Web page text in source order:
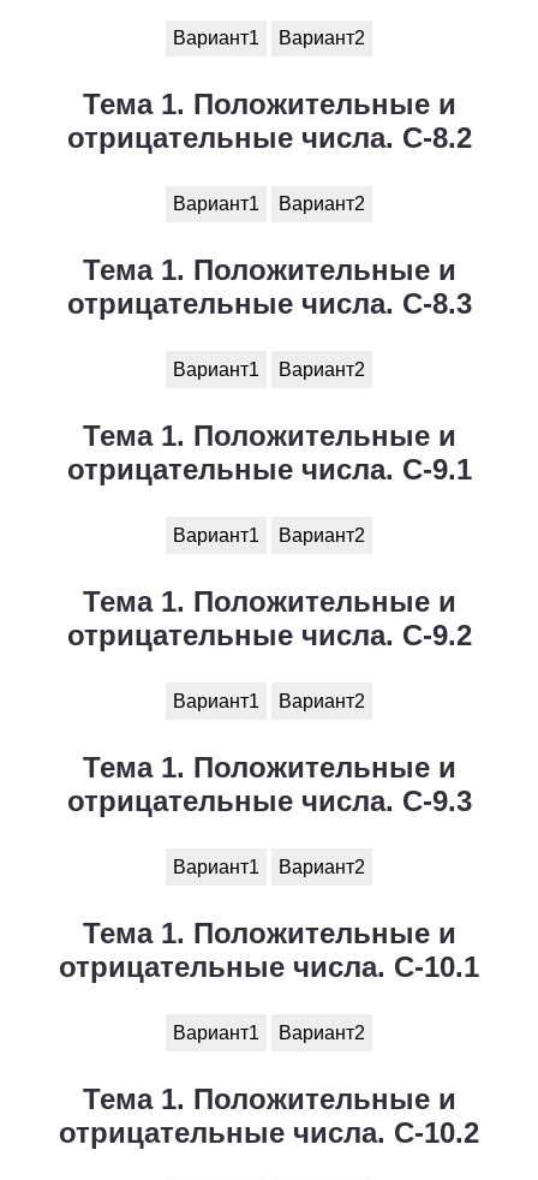
Вариант1 Вариант2
Тема 1. Положительные и
отрицательные числа. С-8.2
Вариант1 Вариант2
Тема 1. Положительные и
отрицательные числа. С-8.3
Вариант1 Вариант2
Тема 1. Положительные и
отрицательные числа. С-9.1
Вариант1 Вариант2
Тема 1. Положительные и
отрицательные числа. С-9.2
Вариант1 Вариант2
Тема 1. Положительные и
отрицательные числа. С-9.3
Вариант1 Вариант2
Тема 1. Положительные и
отрицательные числа. С-10.1
Вариант1 Вариант2
Тема 1. Положительные и
отрицательные числа. С-10.2